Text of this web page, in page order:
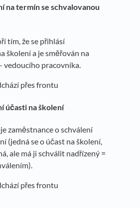
na termín se schvalovanou
tím, že se přihlásí
školení a je směřován na
vedoucího pracovníka.
přes frontu
účasti na školení
zaměstnance o schválení
(jedná se o účast na školení,
ale má ji schválit nadřízený =
přes frontu